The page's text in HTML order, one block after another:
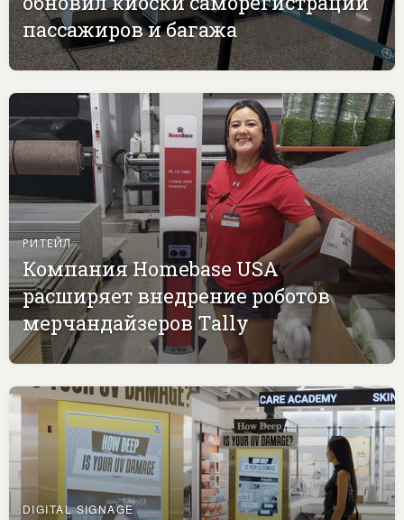
пассажиров и багажа
РИТЕЙЛ
Компания Homebase USA
расширяет внедрение роботов
мерчандайзеров Tally
DIGITAL SIGNAGE